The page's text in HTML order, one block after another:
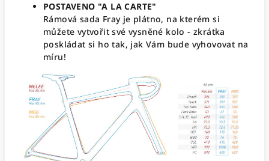
POSTAVENO "A LA CARTE"
Rámová sada Fray je plátno, na kterém si
můžete vytvořit své vysněné kolo - zkrátka
poskládat si ho tak, jak Vám bude vyhovovat na
míru!